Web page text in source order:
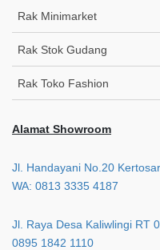
Rak Minimarket
Rak Stok Gudang
Rak Toko Fashion
Alamat Showroom
Jl. Handayani No.20
WA: 0813 3335 4187
Jl. Raya Desa Kaliwlingi RT
0895 1842 1110